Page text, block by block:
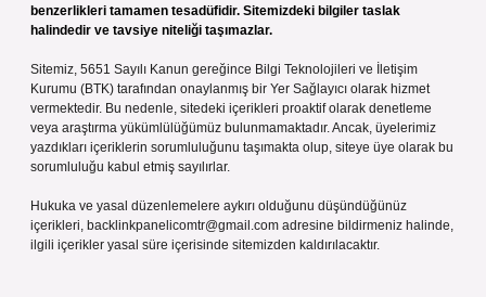
benzerlikleri tamamen tesadüfidir. Sitemizdeki bilgiler taslak
halindedir ve tavsiye niteliği taşımazlar.
Sitemiz, 5651 Sayılı Kanun gereğince Bilgi Teknolojileri ve İletişim
Kurumu (BTK) tarafından onaylanmış bir Yer Sağlayıcı olarak hizmet
vermektedir. Bu nedenle, sitedeki içerikleri proaktif olarak denetleme
veya araştırma yükümlülüğümüz bulunmamaktadır. Ancak, üyelerimiz
yazdıkları içeriklerin sorumluluğunu taşımakta olup, siteye üye olarak bu
sorumluluğu kabul etmiş sayılırlar.
Hukuka ve yasal düzenlemelere aykırı olduğunu düşündüğünüz
içerikleri, backlinkpanelicomtr@gmail.com adresine bildirmeniz halinde,
ilgili içerikler yasal süre içerisinde sitemizden kaldırılacaktır.